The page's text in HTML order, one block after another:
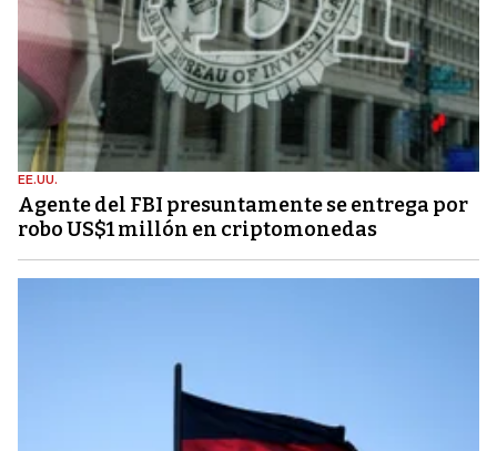
EE.UU.
Agente del FBI presuntamente se entrega por
robo US$1 millón en criptomonedas